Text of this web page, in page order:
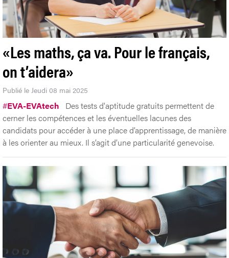
«Les maths, ça va. Pour le français,
on t’aidera»
Publié le Jeudi 08 mai 2025
#EVA-EVAtech
Des tests d'aptitude gratuits permettent de
cerner les compétences et les éventuelles lacunes des
candidats pour accéder à une place d’apprentissage, de manière
à les orienter au mieux. Il s’agit d’une particularité genevoise.